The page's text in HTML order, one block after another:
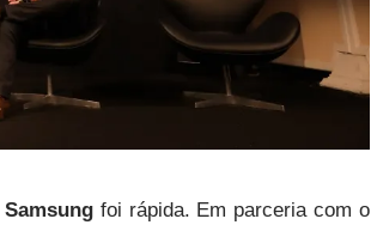
Samsungfoi rápida. Em parceria com o